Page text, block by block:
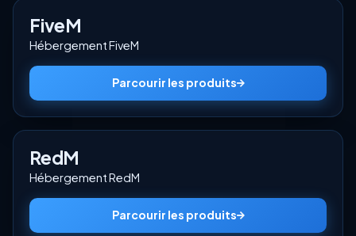
FiveM
Hébergement FiveM
Parcourir les produits
RedM
Hébergement RedM
Parcourir les produits